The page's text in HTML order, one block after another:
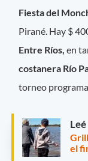
Fiesta del
Pirané. Hay $
Entre Ríos,en
costanera Río
torneo
el